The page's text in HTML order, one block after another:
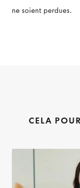
ne soient perdues.
CELA